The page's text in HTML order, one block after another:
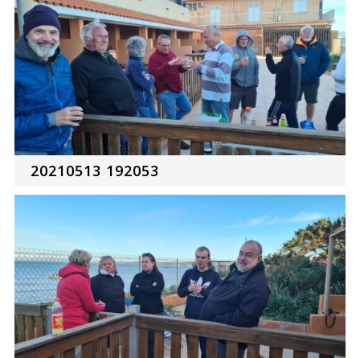
20210513 192053